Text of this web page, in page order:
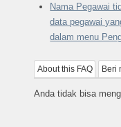
Nama Pegawai
data pegawai
dalam menu
About this FAQ Beri
Anda tidak bisa